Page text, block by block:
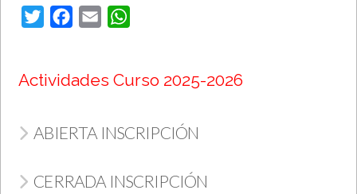
TwitterFacebook
Email
Actividades Curso 2025-2026
ABIERTA INSCRIPCIÓN
CERRADA INSCRIPCIÓN